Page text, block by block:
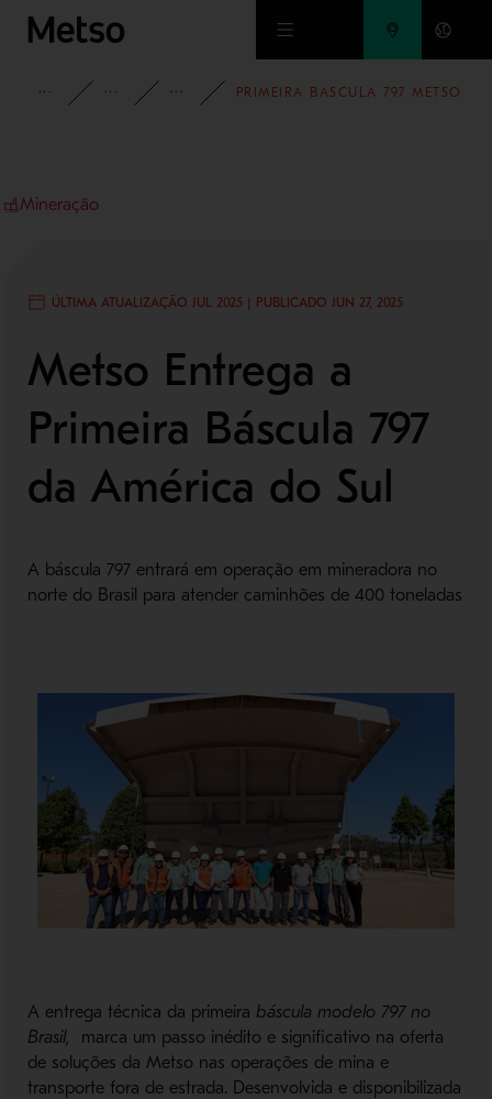
Ir para o conteúdo principal
INSIGHTSBLOG BLOG - MINERAÇÃO E REFINO DE
PRIMEIRA BASCULA 797 METSO
Mineração
ÚLTIMA ATUALIZAÇÃO JUL 2025 | PUBLICADO JUN 27, 2025
Metso Entrega a
Primeira Báscula 797
da América do Sul
A báscula 797 entrará em operação em mineradora no
norte do Brasil para atender caminhões de 400 toneladas
A entrega técnica da primeira báscula modelo 797 no
Brasil,
marca um passo inédito e significativo na oferta
de soluções da Metso nas operações de mina e
transporte fora de estrada. Desenvolvida e disponibilizada